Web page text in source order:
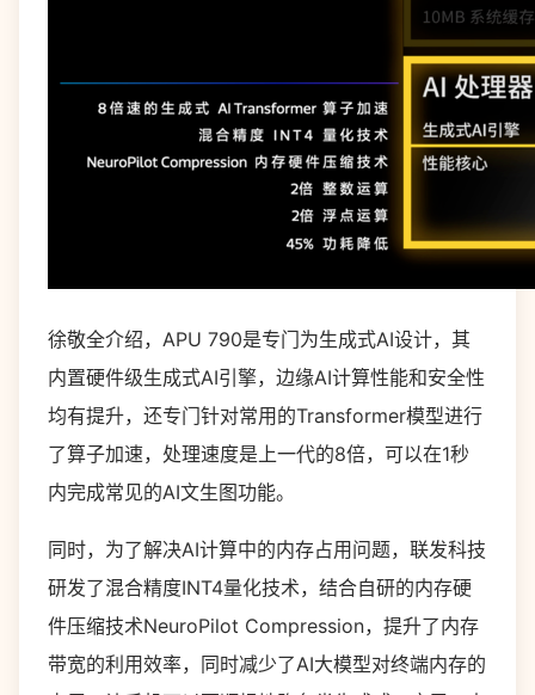
徐敬全介绍，APU 790是专门为生成式AI设计，其
内置硬件级生成式AI引擎，边缘AI计算性能和安全性
均有提升，还专门针对常用的Transformer模型进行
了算子加速，处理速度是上一代的8倍，可以在1秒
内完成常见的AI文生图功能。
同时，为了解决AI计算中的内存占用问题，联发科技
研发了混合精度INT4量化技术，结合自研的内存硬
件压缩技术NeuroPilot Compression，提升了内存
带宽的利用效率，同时减少了AI大模型对终端内存的